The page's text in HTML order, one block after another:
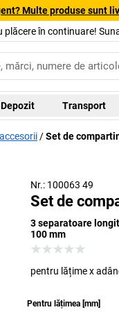
Multe produse sunt
plăcere în continuare!
Depozit Transport
Set de
Nr.: 100063 49
Set de
3 separatoare
100 mm
pentru lățime x
Pentru lățimea [mm]